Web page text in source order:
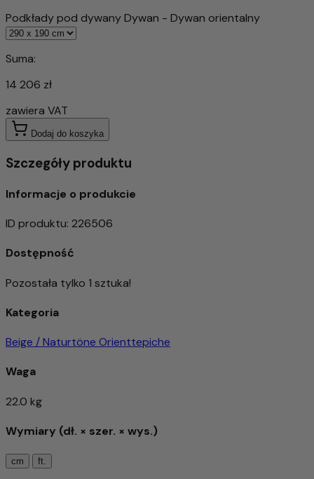
Podkłady pod dywany Dywan - Dywan orientalny
Suma:
14 206 zł
zawiera VAT
Dodaj do koszyka
Szczegóły produktu
Informacje o produkcie
ID produktu: 226506
Dostępność
Pozostała tylko 1 sztuka!
Kategoria
Beige / Naturtöne Orienttepiche
Waga
22.0 kg
Wymiary (dł. × szer. × wys.)
cm ft.